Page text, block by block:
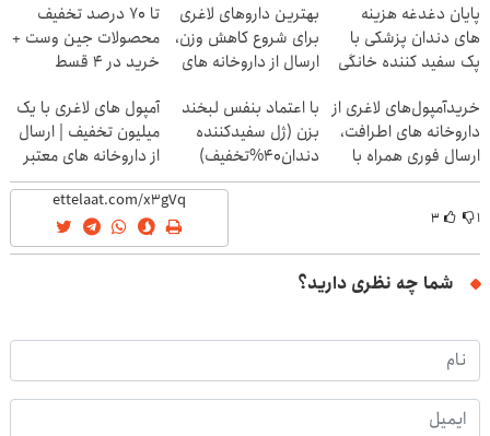
پایان دغدغه هزینه
های دندان پزشکی با
پک سفید کننده خانگی
بهترین داروهای لاغری
برای شروع کاهش وزن،
ارسال از داروخانه های
تا 70 درصد تخفیف
محصولات جین وست +
خرید در 4 قسط
خریدآمپول‌های لاغری از
داروخانه های اطرافت،
ارسال فوری همراه با
پک یخ!
با اعتماد بنفس لبخند
بزن (ژل سفیدکننده
دندان40%تخفیف)
آمپول های لاغری با یک
میلیون تخفیف | ارسال
از داروخانه های معتبر
۱ ۳
شما چه نظری دارید؟